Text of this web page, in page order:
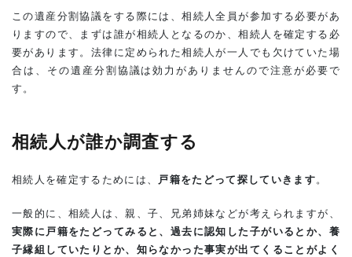
2.0.2
戸籍は
どうや
って集
相続関
係説明
成
3
遺
産
分
この遺産分割協議をする際には、相続人全員が参加する必要があ
りますので、まずは誰が相続人となるのか、相続人を確定する必
要があります。法律に定められた相続人が一人でも欠けていた場
合は、その遺産分割協議は効力がありませんので注意が必要で
す。
相続人が誰か調査する
相続人を確定するためには、 戸籍をたどって探していきます。
一般的に、相続人は、親、子、兄弟姉妹などが考えられますが、
実際に戸籍をたどってみると、過去に認知した子がいるとか、養
子縁組していたりとか、知らなかった事実が出てくることがよく